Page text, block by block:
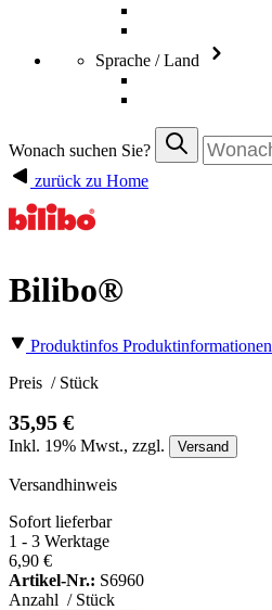
Sprache / Land
Wonach suchen Sie?
zurück zu Home
Bilibo®
Produktinfos Produktinformationen
Preis / Stück
35,95 €
Inkl. 19% Mwst., zzgl. Versand
Versandhinweis
Sofort lieferbar
1 - 3 Werktage
6,90 €
Artikel-Nr.: S6960
Anzahl / Stück